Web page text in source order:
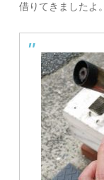
借りてきましたよ。